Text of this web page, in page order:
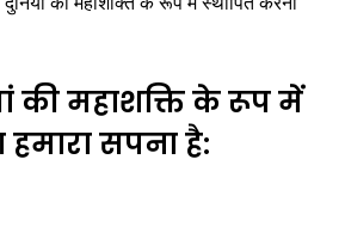
की महाशक्ति के रूप में
सपना है: